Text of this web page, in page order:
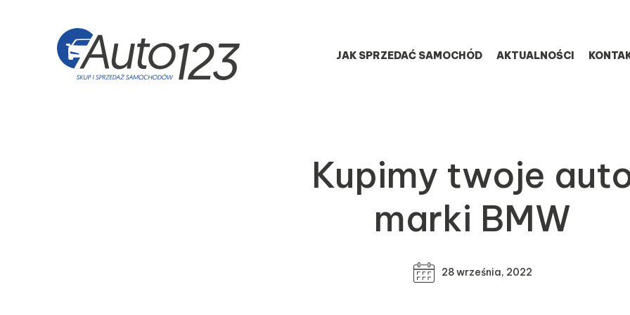
JAK SPRZEDAĆ SAMOCHÓD AKTUALNOŚCI
Kupimy twoje
marki BMW
28 września, 2022